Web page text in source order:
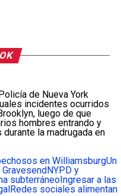
de Nueva York
incidentes ocurridos
luego de que
hombres entrando y
la madrugada en
en WilliamsburgUn
NYPD y
subterráneo Ingresar a las
Redes sociales alimentan